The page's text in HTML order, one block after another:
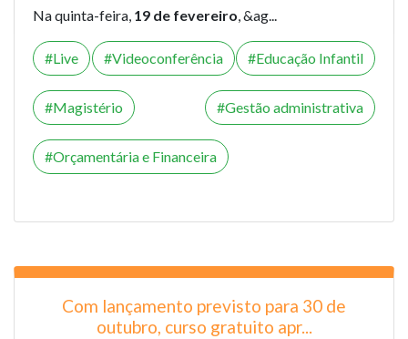
Na quinta-feira, 19 de fevereiro , &ag...
Live Videoconferência Educação Infantil
Magistério Gestão administrativa
Orçamentária e Financeira
Com lançamento previsto para 30 de
outubro, curso gratuito apr...